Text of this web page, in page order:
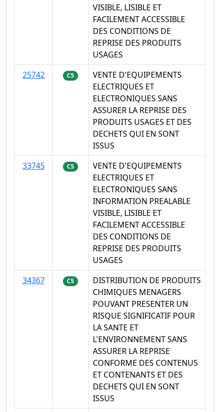
VISIBLE, LISIBLE ET
FACILEMENT ACCESSIBLE
DES CONDITIONS DE
REPRISE DES PRODUITS
USAGES
25742
C5
VENTE D'EQUIPEMENTS
ELECTRIQUES ET
ELECTRONIQUES SANS
ASSURER LA REPRISE DES
PRODUITS USAGES ET DES
DECHETS QUI EN SONT
ISSUS
33745
C5
VENTE D'EQUIPEMENTS
ELECTRIQUES ET
ELECTRONIQUES SANS
INFORMATION PREALABLE
VISIBLE, LISIBLE ET
FACILEMENT ACCESSIBLE
DES CONDITIONS DE
REPRISE DES PRODUITS
USAGES
34367
C5
DISTRIBUTION DE PRODUITS
CHIMIQUES MENAGERS
POUVANT PRESENTER UN
RISQUE SIGNIFICATIF POUR
LA SANTE ET
L'ENVIRONNEMENT SANS
ASSURER LA REPRISE
CONFORME DES CONTENUS
ET CONTENANTS ET DES
DECHETS QUI EN SONT
ISSUS